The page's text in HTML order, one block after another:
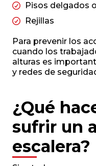
Pisos delgados
Rejillas
Para prevenir los
cuando los
alturas es
y redes de
¿Qué
sufrir un
escalera?